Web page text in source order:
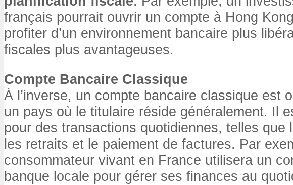
français pourrait ouvrir un compte à Hong
profiter d’un environnement bancaire plus
fiscales plus avantageuses.
Compte Bancaire Classique
À l’inverse, un compte bancaire classique est
un pays où le titulaire réside généralement. Il
pour des transactions quotidiennes, telles que
les retraits et le paiement de factures. Par
consommateur vivant en France utilisera un
banque locale pour gérer ses finances au